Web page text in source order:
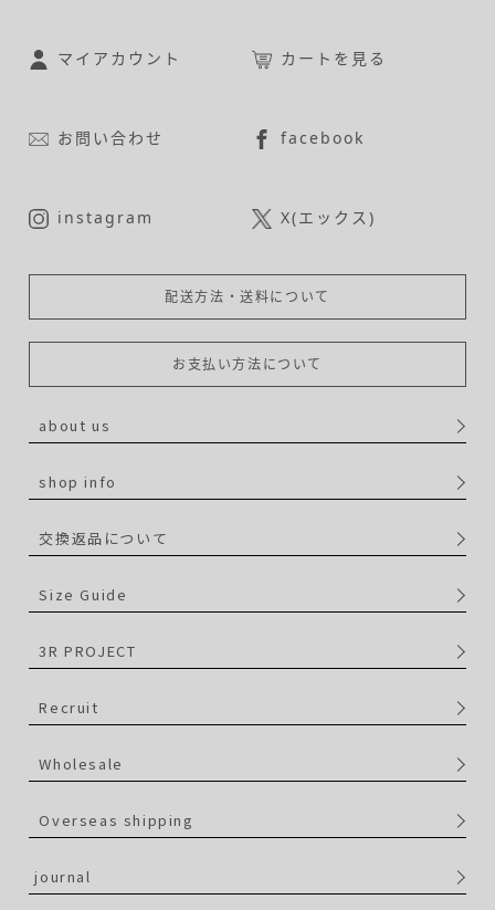
マイアカウント カートを見る
お問い合わせ facebook
instagram X(エックス)
配送方法・送料について
お支払い方法について
about us
shop info
交換返品について
Size Guide
3R PROJECT
Recruit
Wholesale
Overseas shipping
journal